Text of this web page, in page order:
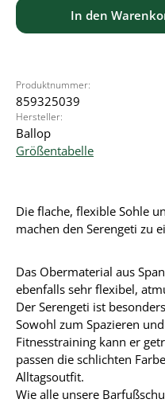
In den
Produktnummer:
859325039
Hersteller:
Ballop
Größentabelle
Die flache, flexible Sohle
machen den Serengeti zu
Das Obermaterial aus
ebenfalls sehr flexibel,
Der Serengeti ist
Sowohl zum Spazieren
Fitnesstraining kann er
passen die schlichten
Alltagsoutfit.
Wie alle unsere